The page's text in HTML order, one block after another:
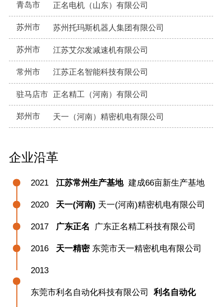
青岛市 正名电机（山东）有限公司
苏州市 苏州托玛斯机器人集团有限公司
苏州市 江苏艾尔发减速机有限公司
常州市 江苏正名智能科技有限公司
驻马店市 正名精工（河南）有限公司
郑州市 天一（河南）精密机电有限公司
企业沿革
2021 江苏常州生产基地建成66亩新生产基地
2020 天一(河南) 天一(河南)精密机电有限公司
2017 广东正名 广东正名精工科技有限公司
2016 天一精密 东莞市天一精密机电有限公司
2013
东莞市利名自动化科技有限公司利名自动化